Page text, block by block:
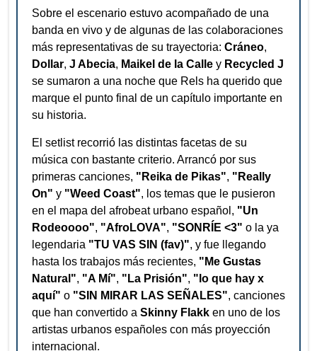
Sobre el escenario estuvo acompañado de una
banda en vivo y de algunas de las colaboraciones
más representativas de su trayectoria: Cráneo,
Dollar, J Abecia, Maikel de la Calle y Recycled J
se sumaron a una noche que Rels ha querido que
marque el punto final de un capítulo importante en
su historia.
El setlist recorrió las distintas facetas de su
música con bastante criterio. Arrancó por sus
primeras canciones, "Reika de Pikas", "Really
On" y "Weed Coast", los temas que le pusieron
en el mapa del afrobeat urbano español, "Un
Rodeoooo", "AfroLOVA", "SONRÍE <3" o la ya
legendaria "TU VAS SIN (fav)", y fue llegando
hasta los trabajos más recientes, "Me Gustas
Natural", "A Mí", "La Prisión", "lo que hay x
aquí" o "SIN MIRAR LAS SEÑALES", canciones
que han convertido a Skinny Flakk en uno de los
artistas urbanos españoles con más proyección
internacional.